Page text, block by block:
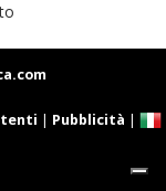
| Pubblicità |